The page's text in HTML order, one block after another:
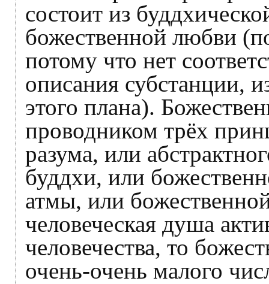
состоит из
божественной любви
потому что нет
описания субстанции,
этого плана).
проводником трёх
разума, или
буддхи, или
атмы, или
человеческая душа
человечества, то
очень-очень малого